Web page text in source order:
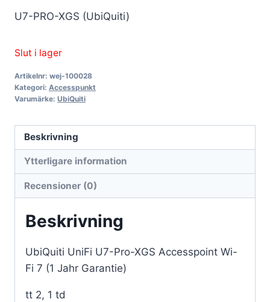
U7-PRO-XGS (UbiQuiti)
Slut i lager
Artikelnr: wej-100028
Kategori: Accesspunkt
Varumärke: UbiQuiti
Beskrivning
Ytterligare information
Recensioner (0)
Beskrivning
UbiQuiti UniFi U7-Pro-XGS Accesspoint Wi-
Fi 7 (1 Jahr Garantie)
tt 2, 1 td